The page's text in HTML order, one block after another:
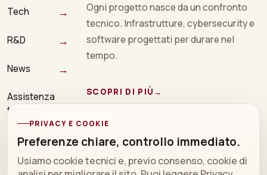
Tech →
R&D →
News →
Assistenza
tecnica
→
Prenota
→
Ogni progetto nasce da un confronto
tecnico. Infrastrutture, cybersecurity e
software progettati per durare nel
tempo.
SCOPRI DI PIÙ →
PRIVACY E COOKIE
Preferenze chiare, controllo immediato.
Usiamo cookie tecnici e, previo consenso, cookie di